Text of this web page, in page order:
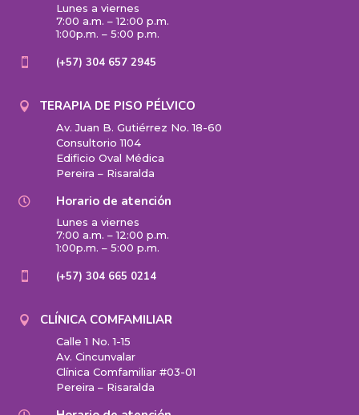
Lunes a viernes
7:00 a.m. – 12:00 p.m.
1:00p.m. – 5:00 p.m.
 (+57) 304 657 2945
 TERAPIA DE PISO PÉLVICO
Av. Juan B. Gutiérrez No. 18-60
Consultorio 1104
Edificio Oval Médica
Pereira – Risaralda
 Horario de atención
Lunes a viernes
7:00 a.m. – 12:00 p.m.
1:00p.m. – 5:00 p.m.
 (+57) 304 665 0214
 CLÍNICA COMFAMILIAR
Calle 1 No. 1-15
Av. Cincunvalar
Clínica Comfamiliar #03-01
Pereira – Risaralda